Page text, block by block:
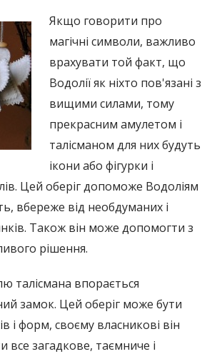
Якщо говорити про
магічні символи, важливо
врахувати той факт, що
Водолії як ніхто пов'язані з
вищими силами, тому
прекрасним амулетом і
талісманом для них будуть
ікони або фігурки і
Цей оберіг допоможе Водоліям
вбереже від необдуманих і
Також він може допомогти з
рішення.
талісмана впорається
замок. Цей оберіг може бути
і форм, своєму власникові він
все загадкове, таємниче і